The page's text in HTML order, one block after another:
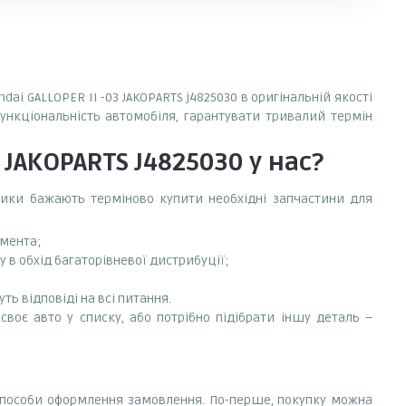
II -03 JAKOPARTS j4825030 в оригінальній якості
автомобіля, гарантувати тривалий термін
J4825030 у нас?
бажають терміново купити необхідні запчастини для
обхід багаторівневої дистрибуції;
відповіді на всі питання.
авто у списку, або потрібно підібрати іншу деталь –
способи оформлення замовлення. По-перше, покупку можна